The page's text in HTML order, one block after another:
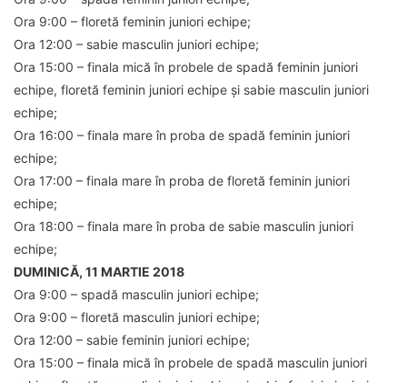
Ora 9:00 – floretă feminin juniori echipe;
Ora 12:00 – sabie masculin juniori echipe;
Ora 15:00 – finala mică în probele de spadă feminin juniori
echipe, floretă feminin juniori echipe și sabie masculin juniori
echipe;
Ora 16:00 – finala mare în proba de spadă feminin juniori
echipe;
Ora 17:00 – finala mare în proba de floretă feminin juniori
echipe;
Ora 18:00 – finala mare în proba de sabie masculin juniori
echipe;
DUMINICĂ, 11 MARTIE 2018
Ora 9:00 – spadă masculin juniori echipe;
Ora 9:00 – floretă masculin juniori echipe;
Ora 12:00 – sabie feminin juniori echipe;
Ora 15:00 – finala mică în probele de spadă masculin juniori